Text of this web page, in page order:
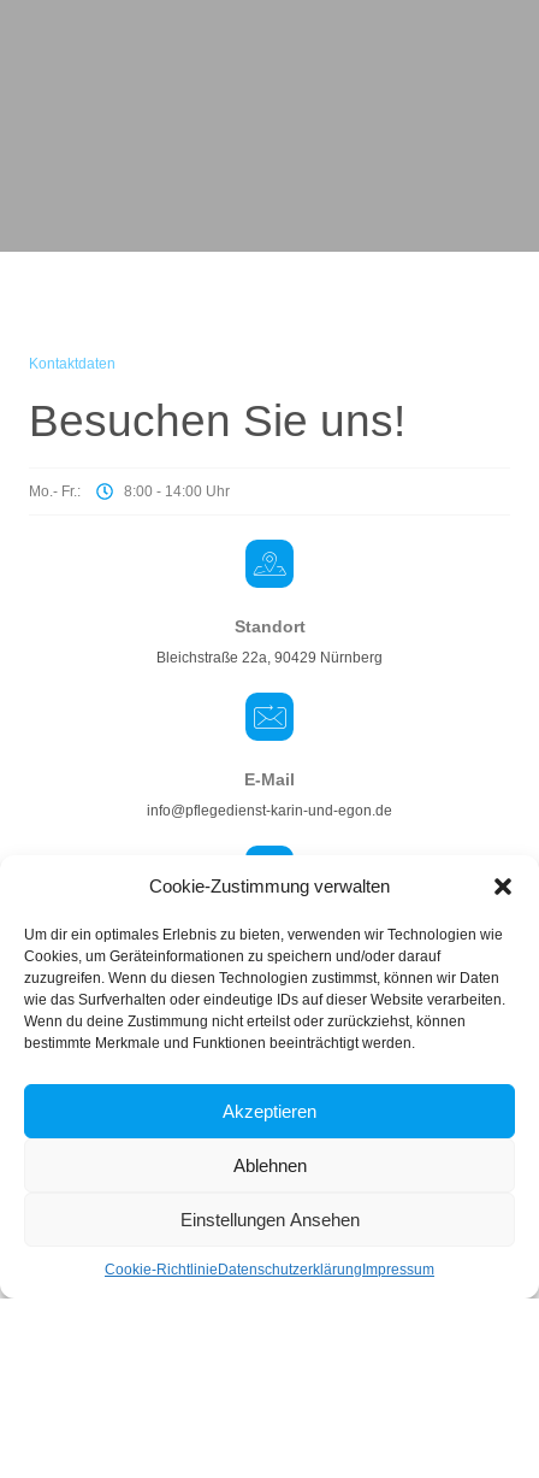
Cookie-Zustimmung verwalten
Um dir ein optimales Erlebnis zu bieten, verwenden wir Technologien wie
Cookies, um Geräteinformationen zu speichern und/oder darauf
zuzugreifen. Wenn du diesen Technologien zustimmst, können wir Daten
wie das Surfverhalten oder eindeutige IDs auf dieser Website verarbeiten.
Wenn du deine Zustimmung nicht erteilst oder zurückziehst, können
bestimmte Merkmale und Funktionen beeinträchtigt werden.
Akzeptieren
Ablehnen
Einstellungen Ansehen
Cookie-Richtlinie Datenschutzerklärung Impressum
Kontaktdaten
Besuchen Sie uns!
Mo.- Fr.: 8:00 - 14:00 Uhr
Standort
Bleichstraße 22a, 90429 Nürnberg
E-Mail
info@pflegedienst-karin-und-egon.de
Telefon
0911 274 232 70
Kontakformular
Setzen Sie sich mit
uns in Verbindung!